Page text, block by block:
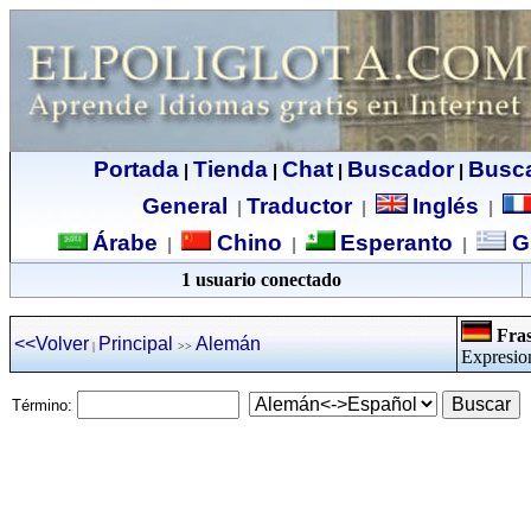
Portada| Tienda| Chat| Buscador|
General
Traductor| Inglés
Árabe Chino Esperanto
1 usuario conectado
<<Volver | Principal >> Alemán
Término: